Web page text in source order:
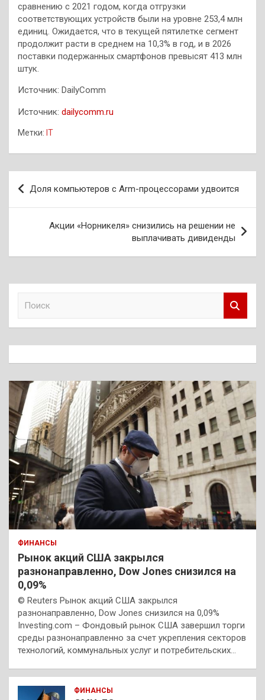
сравнению с 2021 годом, когда отгрузки
соответствующих устройств были на уровне 253,4 млн
единиц. Ожидается, что в текущей пятилетке сегмент
продолжит расти в среднем на 10,3% в год, и в 2026
поставки подержанных смартфонов превысят 413 млн
штук.
Источник: DailyComm
Источник: dailycomm.ru
Метки: IT
Навигация
по
записям
Доля компьютеров с Arm-процессорами удвоится
Акции «Норникеля» снизились на решении не
выплачивать дивиденды
к
ФИНАНСЫ
Рынок акций США закрылся
разнонаправленно, Dow Jones снизился на
0,09%
© Reuters Рынок акций США закрылся
разнонаправленно, Dow Jones снизился на 0,09%
Investing.com – Фондовый рынок США завершил торги
среды разнонаправленно за счет укрепления секторов
технологий, коммунальных услуг и потребительских…
ФИНАНСЫ